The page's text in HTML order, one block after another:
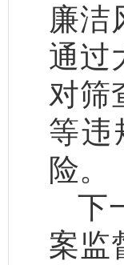
廉洁
通过
对筛
等违
险。
下
案监